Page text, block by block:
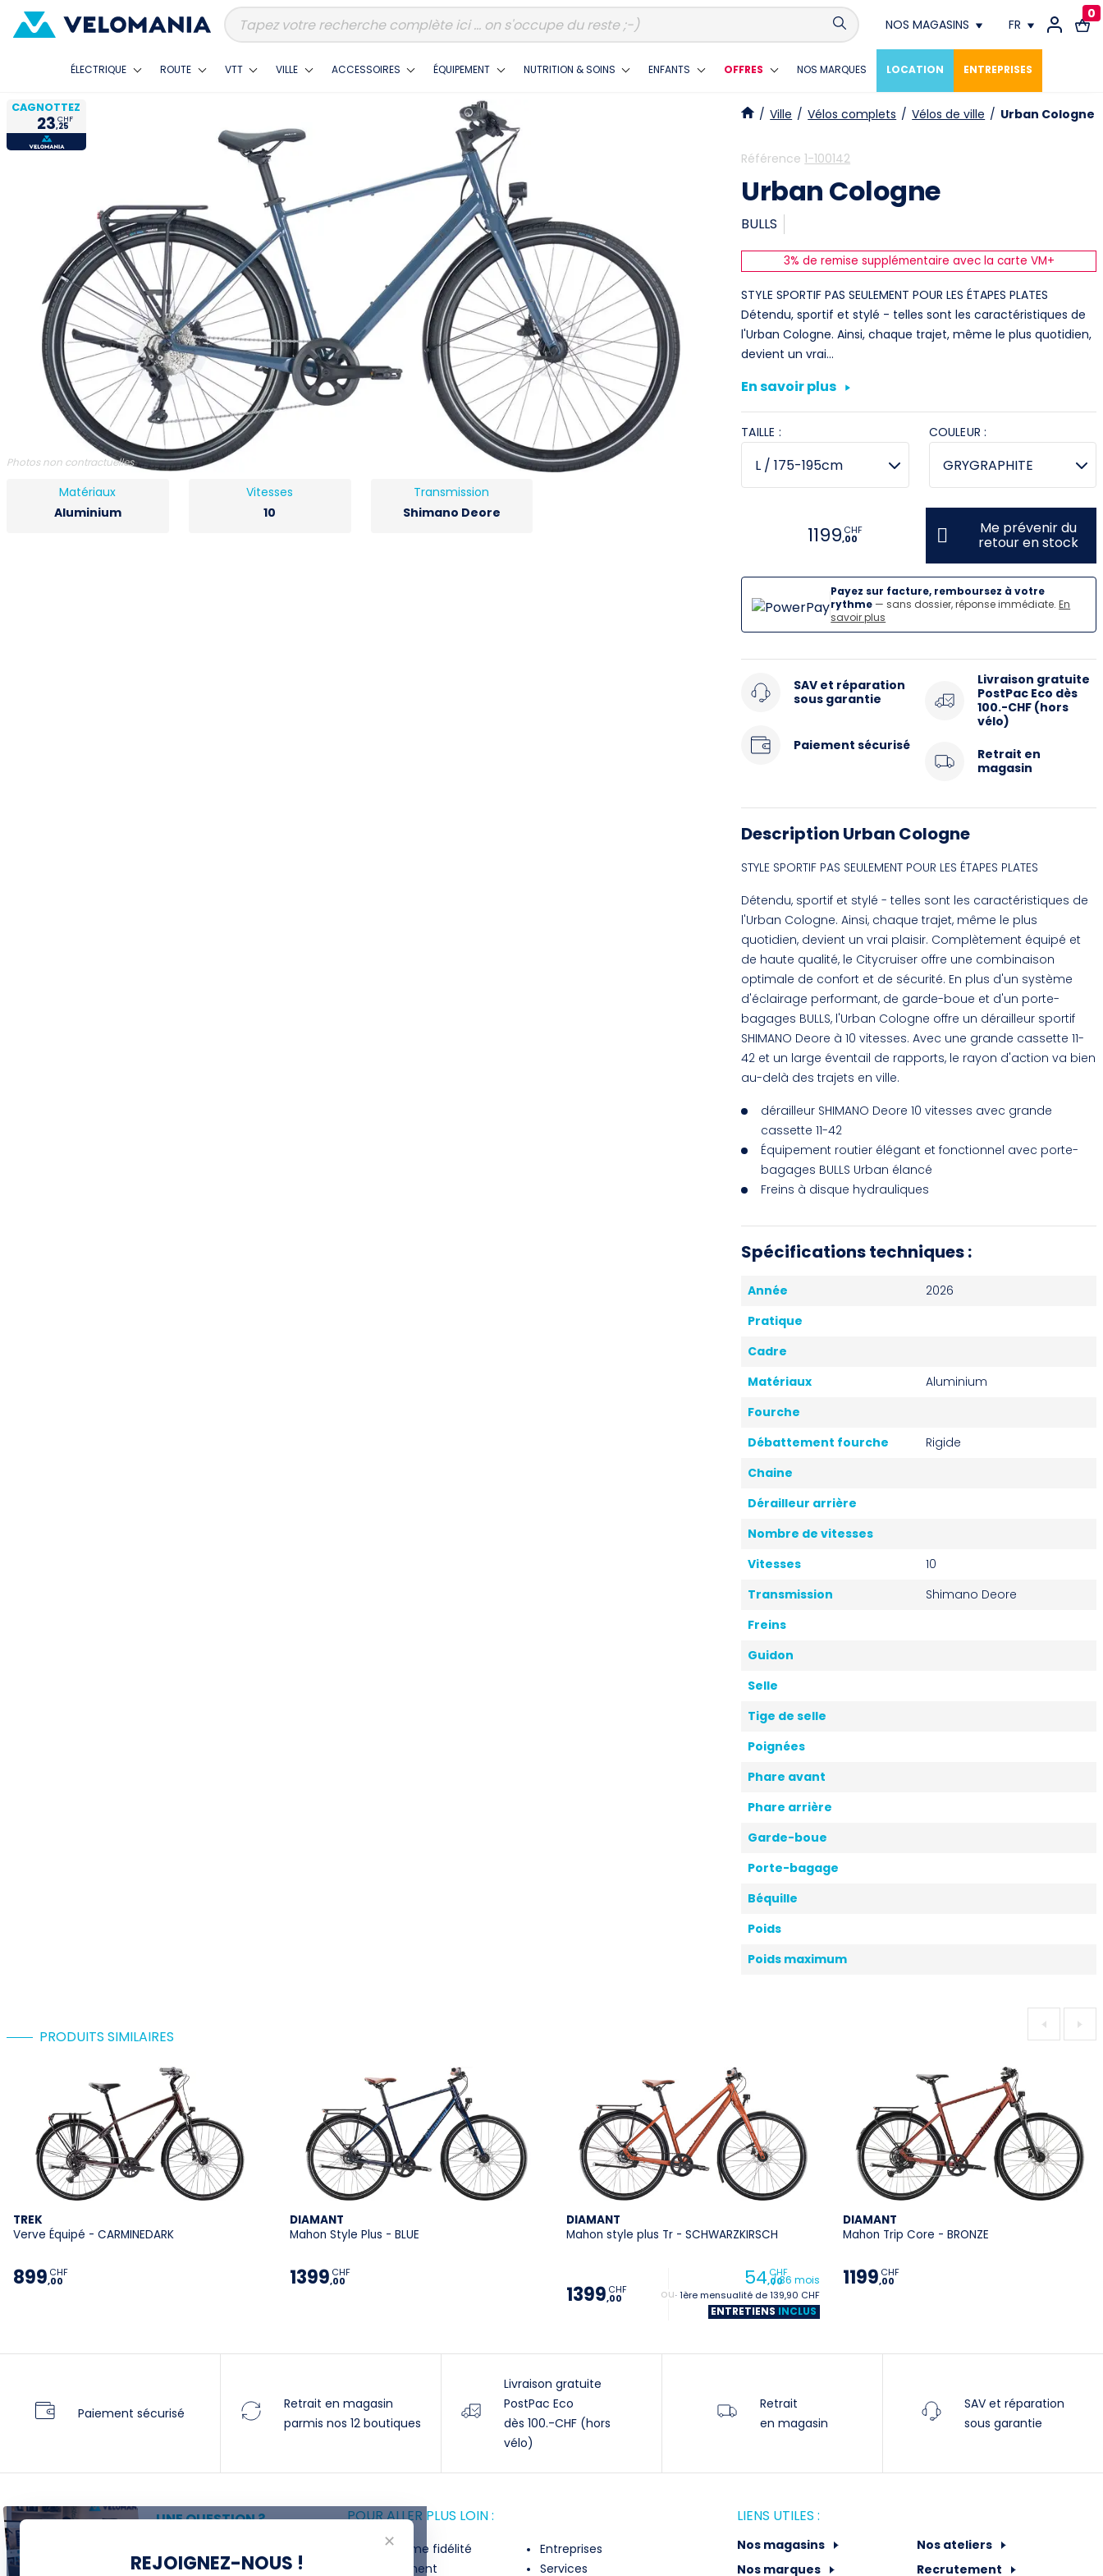
NOS MAGASINS
Conthey
Crissier
Genève
Meyrin
Neuchâtel
Stromer Concept Store
FR
FR
DE
0
ÉLECTRIQUE ROUTE VTT VILLE ACCESSOIRES ÉQUIPEMENT NUTRITION & SOINS ENFANTS OFFRES NOS MARQUES LOCATION ENTREPRISES
CAGNOTTEZ
23,25
CHF
Photos non contractuelles
Matériaux
Aluminium
Vitesses
10
Transmission
Shimano Deore
/ Ville / Vélos complets / Vélos de ville / Urban Cologne
Référence 1-100142
Urban Cologne
BULLS
3% de remise supplémentaire avec la carte VM+
STYLE SPORTIF PAS SEULEMENT POUR LES ÉTAPES PLATES
Détendu, sportif et stylé - telles sont les caractéristiques de
l'Urban Cologne. Ainsi, chaque trajet, même le plus quotidien,
devient un vrai…
En savoir plus
TAILLE : COULEUR :
1199,00
CHF Me prévenir du
retour en stock
Payez sur facture, remboursez à votre
rythme — sans dossier, réponse immédiate.En
savoir plus
SAV et réparation
sous garantie
Paiement sécurisé
Livraison gratuite
PostPac Eco dès
100.-CHF (hors
vélo)
Retrait en
magasin
Description Urban Cologne
STYLE SPORTIF PAS SEULEMENT POUR LES ÉTAPES PLATES
Détendu, sportif et stylé - telles sont les caractéristiques de
l'Urban Cologne. Ainsi, chaque trajet, même le plus
quotidien, devient un vrai plaisir. Complètement équipé et
de haute qualité, le Citycruiser offre une combinaison
optimale de confort et de sécurité. En plus d'un système
d'éclairage performant, de garde-boue et d'un porte-
bagages BULLS, l'Urban Cologne offre un dérailleur sportif
SHIMANO Deore à 10 vitesses. Avec une grande cassette 11-
42 et un large éventail de rapports, le rayon d'action va bien
au-delà des trajets en ville.
dérailleur SHIMANO Deore 10 vitesses avec grande
cassette 11-42
Équipement routier élégant et fonctionnel avec porte-
bagages BULLS Urban élancé
Freins à disque hydrauliques
Spécifications techniques :
Année
2026
Pratique
Cadre
Matériaux
Aluminium
Fourche
Débattement fourche
Rigide
Chaine
Dérailleur arrière
Nombre de vitesses
Vitesses
10
Transmission
Shimano Deore
Freins
Guidon
Selle
Tige de selle
Poignées
Phare avant
Phare arrière
Garde-boue
Porte-bagage
Béquille
Poids
Poids maximum
PRODUITS SIMILAIRES
TREK
Verve Équipé - CARMINEDARK
899,00
CHF
DIAMANT
Mahon Style Plus - BLUE
1399,00
CHF
DIAMANT
Mahon style plus Tr - SCHWARZKIRSCH
1399,00
CHF 54,00
CHF
/ 36 mois
+ 1ère mensualité de 139,90 CHF
ENTRETIENS INCLUS
DIAMANT
Mahon Trip Core - BRONZE
1199,00
CHF
Paiement sécurisé
Retrait en magasin
parmis nos 12 boutiques
Livraison gratuite
PostPac Eco
dès 100.-CHF (hors
vélo)
Retrait
en magasin
SAV et réparation
sous garantie
UNE QUESTION ?
Thomas est là pour vous !
POUR ALLER PLUS LOIN :
Programme fidélité
Entreprises
Financement
Services
LIENS UTILES :
Nos magasins
Nos ateliers
Nos marques
Recrutement
✕
REJOIGNEZ-NOUS !